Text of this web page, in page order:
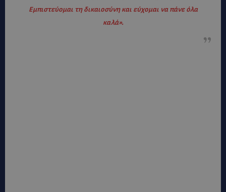
Εμπιστεύομαι τη δικαιοσύνη και εύχομαι να πάνε όλα
καλά».